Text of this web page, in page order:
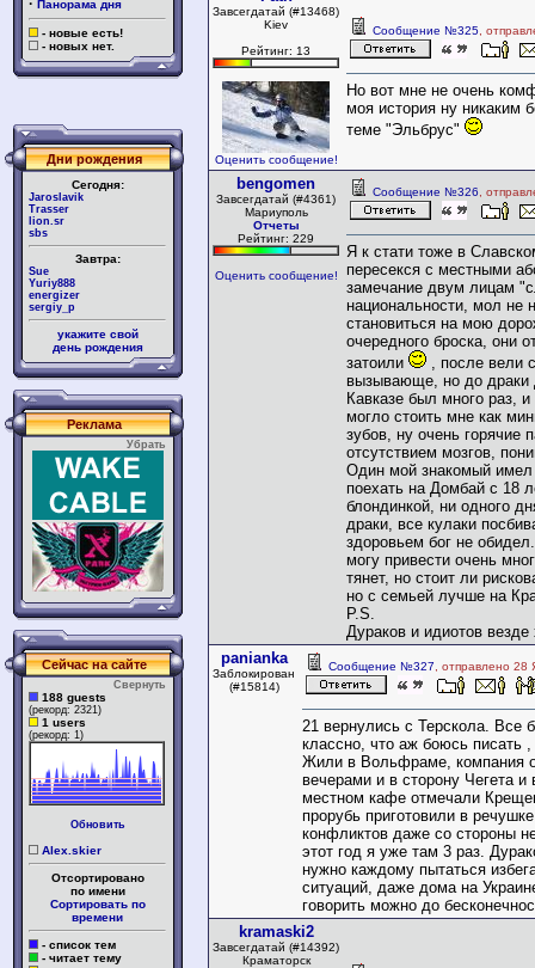
· Панорама дня
- новые есть!
- новых нет.
Дни рождения
Сегодня:
Jaroslavik
Trasser
lion.sr
sbs
Завтра:
Sue
Yuriy888
energizer
sergiy_p
укажите свой
день рождения
Реклама
Убрать
Сейчас на сайте
Свернуть
188 guests
(рекорд: 2321)
1 users
(рекорд: 1)
Обновить
Alex.skier
Отсортировано
по имени
Сортировать по
времени
- список тем
- читает тему
Завсегдатай (#13468)
Kiev
Рейтинг: 13
Оценить сообщение!
Сообщение №325 ,
Но вот мне не очень
моя история ну никаким
теме "Эльбрус"
bengomen
Завсегдатай (#4361)
Мариуполь
Отчеты
Рейтинг: 229
Оценить сообщение!
Сообщение №326 ,
Я к стати тоже в
пересекся с местными
замечание двум лицам
национальности, мол не
становиться на мою
очередного броска, они
затоили
, после вели
вызывающе, но до
Кавказе был много раз,
могло стоить мне как
зубов, ну очень горячие
отсутствием мозгов,
Один мой знакомый имел
поехать на Домбай с 18
блондинкой, ни одного
драки, все кулаки
здоровьем бог не
могу привести очень
тянет, но стоит ли
но с семьей лучше на
P.S.
Дураков и идиотов везде
panianka
Заблокирован
(#15814)
Сообщение №327 , отправлено
21 вернулись с Терскола. Все
классно, что аж боюсь писать ,
Жили в Вольфраме, компания
вечерами и в сторону Чегета и
местном кафе отмечали
прорубь приготовили в
конфликтов даже со стороны
этот год я уже там 3 раз.
нужно каждому пытаться
ситуаций, даже дома на
говорить можно до
kramaski2
Завсегдатай (#14392)
Краматорск